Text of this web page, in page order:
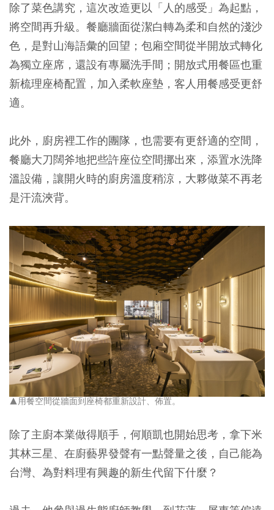
除了菜色講究，這次改造更以「人的感受」為起點，
將空間再升級。餐廳牆面從潔白轉為柔和自然的淺沙
色，是對山海語彙的回望；包廂空間從半開放式轉化
為獨立座席，還設有專屬洗手間；開放式用餐區也重
新梳理座椅配置，加入柔軟座墊，客人用餐感受更舒
適。
此外，廚房裡工作的團隊，也需要有更舒適的空間，
餐廳大刀闊斧地把些許座位空間挪出來，添置水洗降
溫設備，讓開火時的廚房溫度稍涼，大夥做菜不再老
是汗流浹背。
▲用餐空間從牆面到座椅都重新設計、佈置。
除了主廚本業做得順手，何順凱也開始思考，拿下米
其林三星、在廚藝界發聲有一點聲量之後，自己能為
台灣、為對料理有興趣的新生代留下什麼？